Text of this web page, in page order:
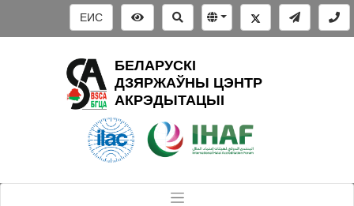
ЕИС
БЕЛАРУСКІ
ДЗЯРЖАЎНЫ ЦЭНТР
АКРЭДЫТАЦЫІ